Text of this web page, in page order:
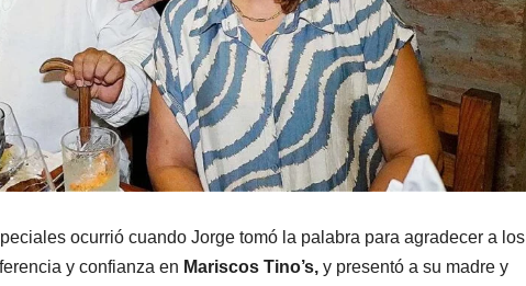
ocurrió cuando Jorge tomó la palabra para agradecer a los
y confianza en Mariscos Tino’s, y presentó a su madre y